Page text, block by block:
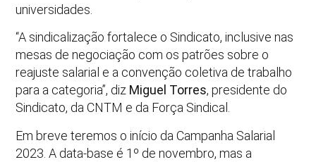
universidades.
“A sindicalização fortalece o Sindicato, inclusive nas
mesas de negociação com os patrões sobre o
reajuste salarial e a convenção coletiva de trabalho
para a categoria”, diz Miguel Torres, presidente do
Sindicato, da CNTM e da Força Sindical.
Em breve teremos o início da Campanha Salarial
2023. A data-base é 1º de novembro, mas a